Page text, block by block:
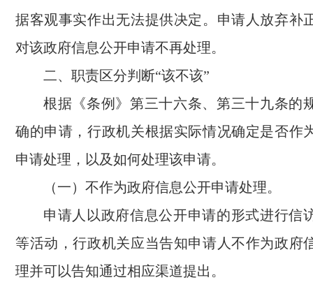
据客观事实作出无法提供决定。申请人放弃补
对该政府信息公开申请不再处理。
二、职责区分判断“该不该”
根据《条例》第三十六条、第三十九条的
确的申请，行政机关根据实际情况确定是否作
申请处理，以及如何处理该申请。
（一）不作为政府信息公开申请处理。
申请人以政府信息公开申请的形式进行信
等活动，行政机关应当告知申请人不作为政府
理并可以告知通过相应渠道提出。